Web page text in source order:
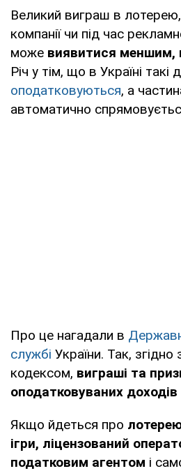
Великий виграш в лотерею,
компанії чи під час
може виявитися меншим,
Річ у тім, що в Україні такі
оподатковуються, а
автоматично
Про це нагадали в
службі України. Так,
кодексом, виграші та
оподатковуваних доходів
Якщо йдеться про
ігри, ліцензований
податковим агентом і